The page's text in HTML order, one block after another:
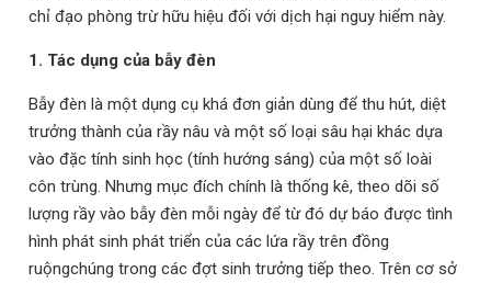
chỉ đạo phòng trừ hữu hiệu đối với dịch hại nguy hiểm này.
1. Tác dụng của bẫy đèn
Bẫy đèn là một dụng cụ khá đơn giản dùng để thu hút, diệt
trưởng thành của rầy nâu và một số loại sâu hại khác dựa
vào đặc tính sinh học (tính hướng sáng) của một số loài
côn trùng. Nhưng mục đích chính là thống kê, theo dõi số
lượng rầy vào bẫy đèn mỗi ngày để từ đó dự báo được tình
hình phát sinh phát triển của các lứa rầy trên đồng
ruộngchúng trong các đợt sinh trưởng tiếp theo . Trên cơ sở